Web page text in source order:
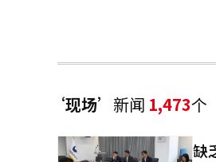
‘现场’ 新闻 1,473个
缺